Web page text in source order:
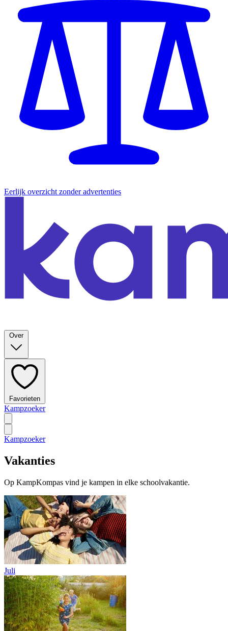
Eerlijk overzicht zonder advertenties
Over
Favorieten
Kampzoeker
Kampzoeker
Vakanties
Op KampKompas vind je kampen in elke schoolvakantie.
Juli